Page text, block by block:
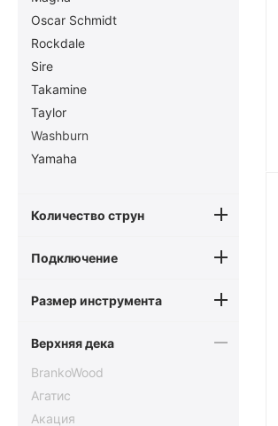
Oscar Schmidt
Rockdale
Sire
Takamine
Taylor
Washburn
Yamaha
Количество струн
Подключение
Размер инструмента
Верхняя дека
BrankoWood
Агатис
Акация